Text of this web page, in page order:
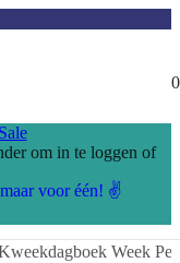
0
om in te loggen of
voor één! ✌️
Week